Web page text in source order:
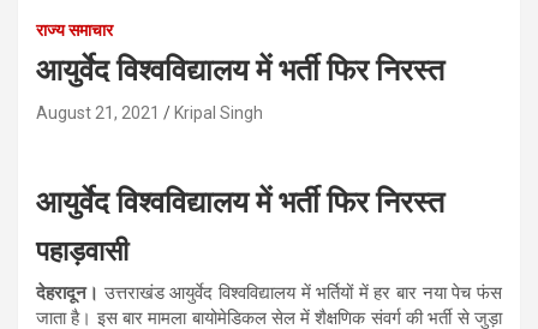
राज्य समाचार
आयुर्वेद विश्वविद्यालय में भर्ती फिर निरस्त
August 21, 2021 Kripal Singh
आयुर्वेद विश्वविद्यालय में भर्ती फिर निरस्त
पहाड़वासी
देहरादून। उत्तराखंड आयुर्वेद विश्वविद्यालय में भर्तियों में हर बार नया पेच फंस
जाता है। इस बार मामला बायोमेडिकल सेल में शैक्षणिक संवर्ग की भर्ती से जुड़ा